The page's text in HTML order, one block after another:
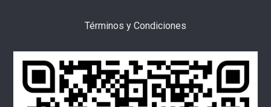
Términos y Condiciones